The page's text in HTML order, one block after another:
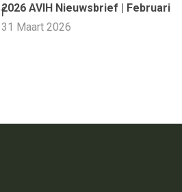
2026 AVIH Nieuwsbrief | Februari
31 Maart 2026